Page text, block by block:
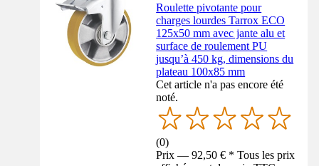
Roulette pivotante pour
charges lourdes Tarrox ECO
125x50 mm avec jante alu et
surface de roulement PU
jusqu’à 450 kg, dimensions du
plateau 100x85 mm
Cet article n'a pas encore été
noté.
(0)
Prix — 92,50 € * Tous les prix